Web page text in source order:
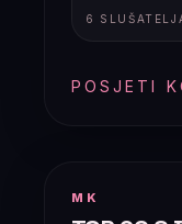
6
POSJETI
MK